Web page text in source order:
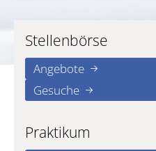
Stellenbörse
Angebote
Gesuche
Praktikum